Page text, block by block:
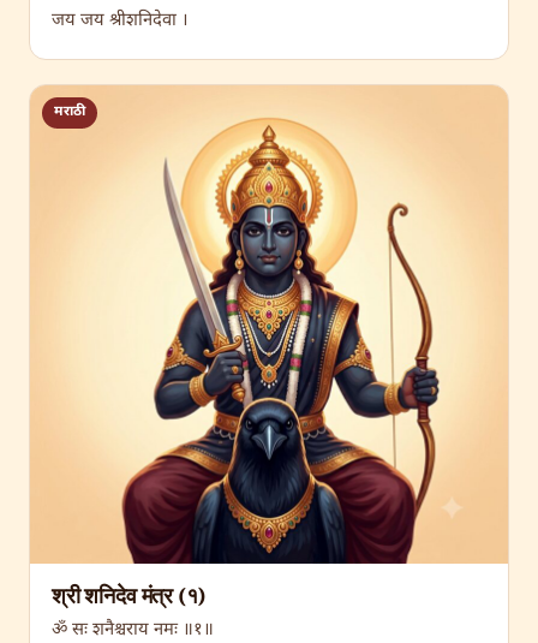
जय जय श्रीशनिदेवा ।
मराठी
श्री शनिदेव मंत्र (१)
ॐ सः शनैश्चराय नमः ॥१॥